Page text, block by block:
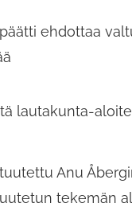
ehdottaa
lautakunta-​
Anu
tekemän